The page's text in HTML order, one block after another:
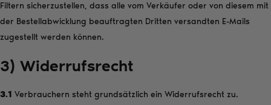
Filtern sicherzustellen, dass alle vom Verkäufer oder von diesem mit
der Bestellabwicklung beauftragten Dritten versandten E-Mails
zugestellt werden können.
3) Widerrufsrecht
3.1 Verbrauchern steht grundsätzlich ein Widerrufsrecht zu.